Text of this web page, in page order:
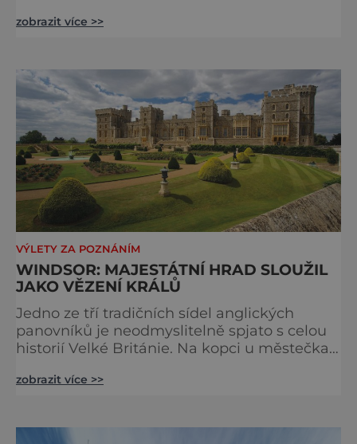
země ho mezi lety 1689 a 1695 vydupou
Oranžského (1650–1702). Zabírá plochu 1300
m² a skrývá se v něm 800 metrů cest.
Původně se v živý plot promění saze
zobrazit více >>
VÝLETY ZA POZNÁNÍM
WINDSOR: MAJESTÁTNÍ HRAD SLOUŽIL
JAKO VĚZENÍ KRÁLŮ
Jedno ze tří tradičních sídel anglických
panovníků je neodmyslitelně spjato s celou
historií Velké Británie. Na kopci u městečka
Londýna, se tyčí gigantická stavba,
zobrazit více >>